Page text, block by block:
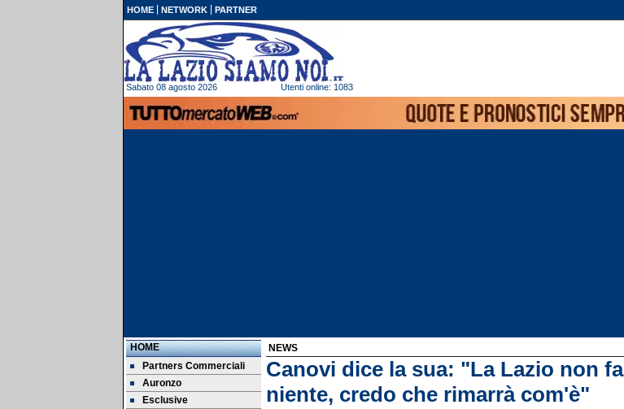
HOME NETWORK PARTNER
Sabato 08 agosto 2026 Utenti online: 1083
HOME
Partners Commerciali
Auronzo
Esclusive
NEWS
Canovi dice la sua: "La Lazio non fa
niente, credo che rimarrà com'è"